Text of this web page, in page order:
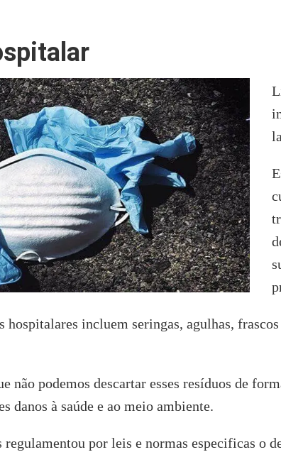
hospitalares incluem seringas, agulhas,
não podemos descartar esses resíduos de
danos à saúde e ao meio ambiente.
regulamentou por leis e normas especificas o